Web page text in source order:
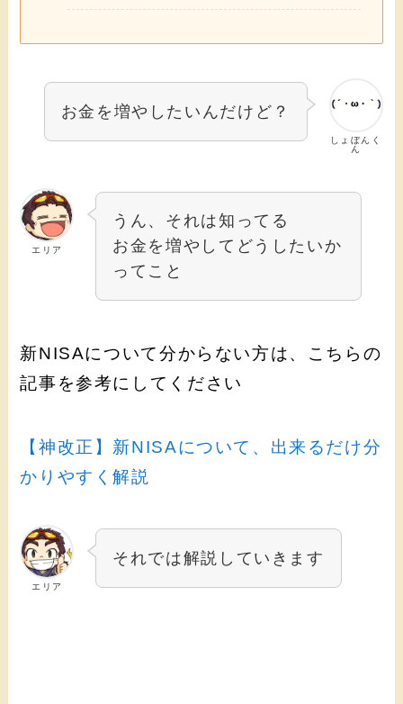
しょぼんく
ん
お金を増やしたいんだけど？
エリア
うん、それは知ってる
お金を増やしてどうしたいか
ってこと
新NISAについて分からない方は、こちらの
記事を参考にしてください
【神改正】新NISAについて、出来るだけ分
かりやすく解説
エリア
それでは解説していきます